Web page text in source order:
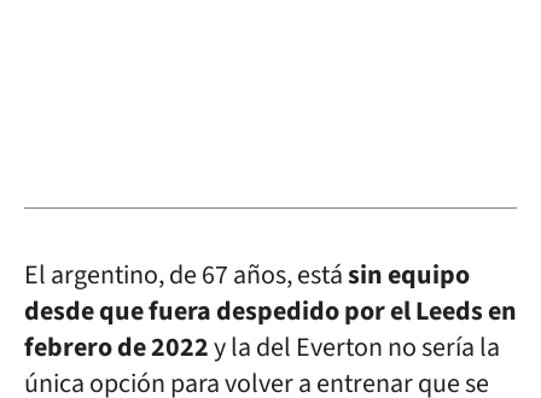
El argentino, de 67 años, estásin equipo
desde que fuera despedido por el Leeds en
febrero de 2022y la del Everton no sería la
única opción para volver a entrenar que se